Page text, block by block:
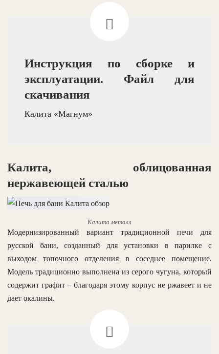
Инструкция по сборке и
эксплуатации. Файл для
скачивания
Калита «Магнум»
Калита, облицованная
нержавеющей сталью
Калита металл
Модернизированный вариант традиционной печи для
русской бани, созданный для установки в парилке с
выходом топочного отделения в соседнее помещение.
Модель традиционно выполнена из серого чугуна, который
содержит графит – благодаря этому корпус не ржавеет и не
дает окалины.